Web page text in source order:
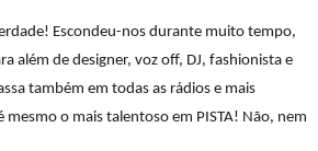
Escondeu-nos durante muito tempo,
além de designer, voz off, DJ, fashionista e
também em todas as rádios e mais
mesmo o mais talentoso em PISTA! Não, nem